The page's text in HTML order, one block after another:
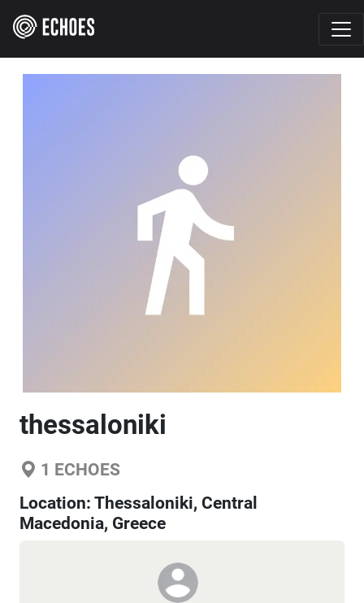
thessaloniki
1 ECHOES
Location: Thessaloniki, Central
Macedonia, Greece